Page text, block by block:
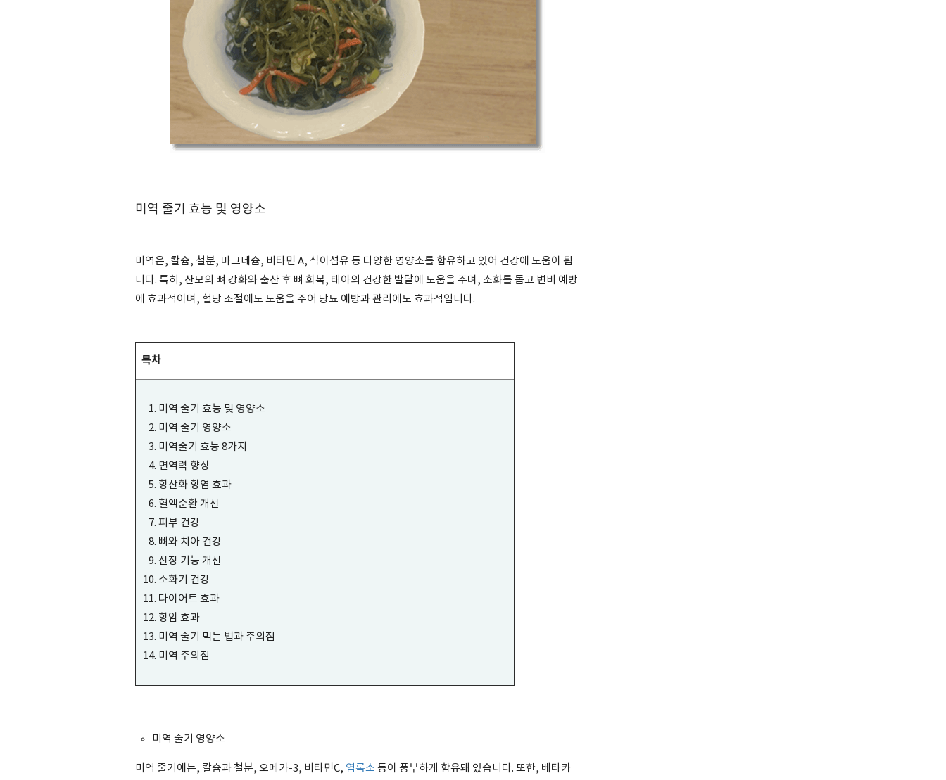
미역 줄기 효능 및 영양소
미역은, 칼슘, 철분, 마그네슘, 비타민 A, 식이섬유 등 다양한 영양소를 함유하고 있어 건강에 도움이 됩
니다. 특히, 산모의 뼈 강화와 출산 후 뼈 회복, 태아의 건강한 발달에 도움을 주며, 소화를 돕고 변비 예방
에 효과적이며, 혈당 조절에도 도움을 주어 당뇨 예방과 관리에도 효과적입니다.
목차
미역 줄기 효능 및 영양소
미역 줄기 영양소
미역줄기 효능 8가지
면역력 향상
항산화 항염 효과
혈액순환 개선
피부 건강
뼈와 치아 건강
신장 기능 개선
소화기 건강
다이어트 효과
항암 효과
미역 줄기 먹는 법과 주의점
미역 주의점
미역 줄기 영양소
미역 줄기에는, 칼슘과 철분, 오메가-3, 비타민C, 엽록소 등이 풍부하게 함유돼 있습니다. 또한, 베타카